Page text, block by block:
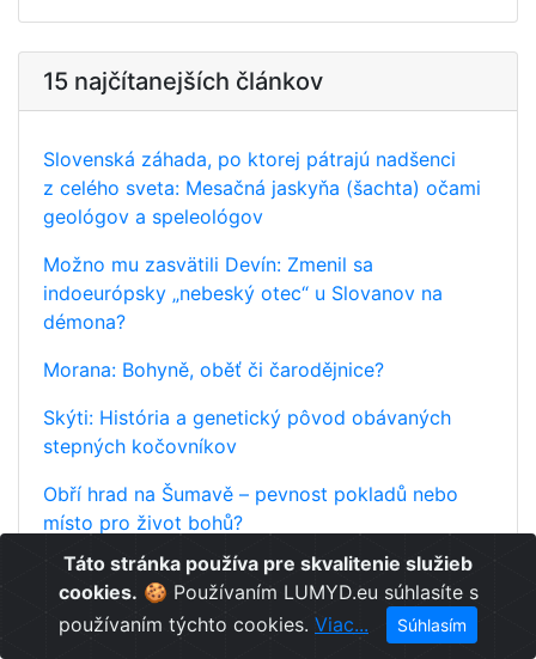
15 najčítanejších článkov
Slovenská záhada, po ktorej pátrajú nadšenci
z celého sveta: Mesačná jaskyňa (šachta) očami
geológov a speleológov
Možno mu zasvätili Devín: Zmenil sa
indoeurópsky „nebeský otec“ u Slovanov na
démona?
Morana: Bohyně, oběť či čarodějnice?
Skýti: História a genetický pôvod obávaných
stepných kočovníkov
Obří hrad na Šumavě – pevnost pokladů nebo
místo pro život bohů?
Praveké hradisko na pekelnom vrchu? Záhada
prázdnej „akropoly“ na Sitne
Na území dnešného Slovenska žil mastodont
Táto stránka používa pre skvalitenie služieb
cookies. 🍪 Používaním LUMYD.eu súhlasíte s
používaním týchto cookies. Viac... Súhlasím